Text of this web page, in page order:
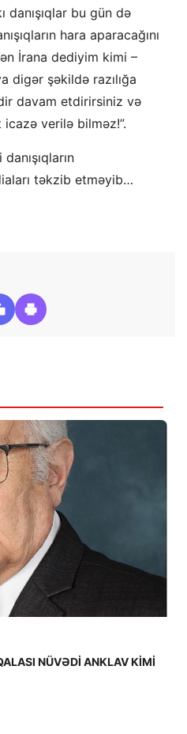
danışıqlar bu gün də
hara aparacağını
İrana dediyim kimi –
digər şəkildə razılığa
davam etdirirsiniz və
verilə bilməz!”.
təkzib etməyib…
NÜVƏDİ ANKLAV KİMİ